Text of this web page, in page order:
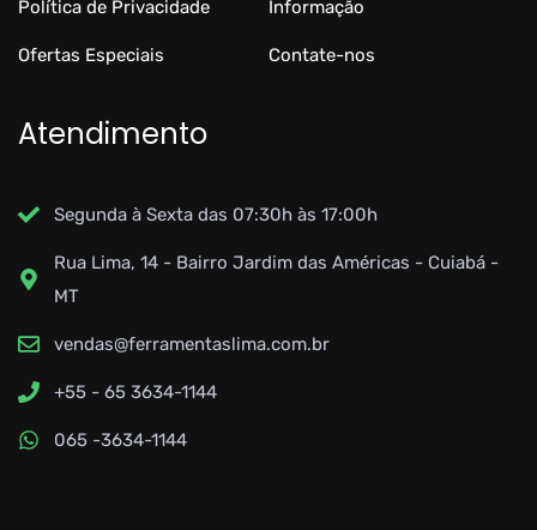
Política de Privacidade
Ofertas Especiais
Informação
Contate-nos
Atendimento
Segunda à Sexta das 07:30h às 17:00h
Rua Lima, 14 - Bairro Jardim das Américas - Cuiabá -
MT
vendas@ferramentaslima.com.br
+55 - 65 3634-1144
065 -3634-1144